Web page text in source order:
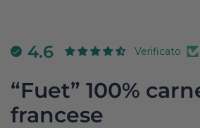
4.6 Verificato
“Fuet” 100%
francese